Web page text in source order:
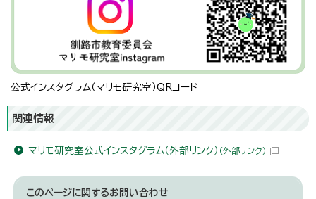
公式インスタグラム（マリモ研究室）QRコード
関連情報
マリモ研究室公式インスタグラム（外部リンク） （外部リンク）
このページに関するお問い合わせ